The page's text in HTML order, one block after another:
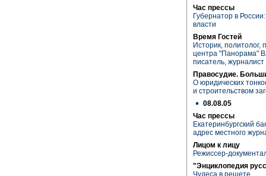
Час прессы
Губернатор в
власти
Время Гостей
Историк, политолог,
центра "Панорама"
писатель,
Правосудие.
О юридических
и строительством
08.08.05
Час прессы
Екатеринбургский
адрес местного
Лицом к лицу
Режиссер-
"Энциклопедия
Чудеса в решете